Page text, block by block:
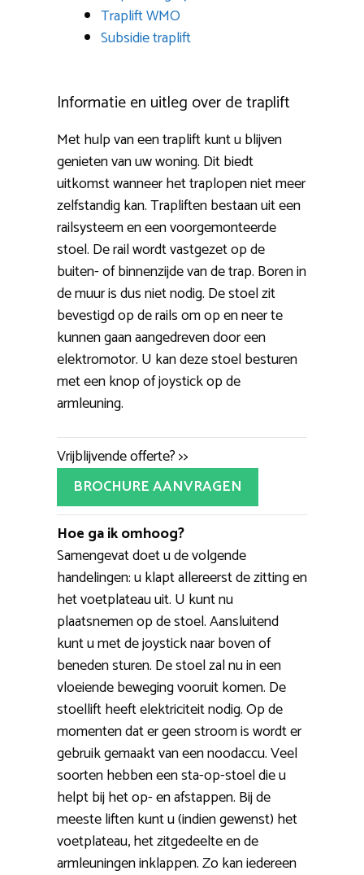
Traplift WMO
Subsidie traplift
Informatie en uitleg over de traplift
Met hulp van een traplift kunt u blijven
genieten van uw woning. Dit biedt
uitkomst wanneer het traplopen niet meer
zelfstandig kan. Trapliften bestaan uit een
railsysteem en een voorgemonteerde
stoel. De rail wordt vastgezet op de
buiten- of binnenzijde van de trap. Boren in
de muur is dus niet nodig. De stoel zit
bevestigd op de rails om op en neer te
kunnen gaan aangedreven door een
elektromotor. U kan deze stoel besturen
met een knop of joystick op de
armleuning.
Vrijblijvende offerte? >>
BROCHURE AANVRAGEN
Hoe ga ik omhoog?
Samengevat doet u de volgende
handelingen: u klapt allereerst de zitting en
het voetplateau uit. U kunt nu
plaatsnemen op de stoel. Aansluitend
kunt u met de joystick naar boven of
beneden sturen. De stoel zal nu in een
vloeiende beweging vooruit komen. De
stoellift heeft elektriciteit nodig. Op de
momenten dat er geen stroom is wordt er
gebruik gemaakt van een noodaccu. Veel
soorten hebben een sta-op-stoel die u
helpt bij het op- en afstappen. Bij de
meeste liften kunt u (indien gewenst) het
voetplateau, het zitgedeelte en de
armleuningen inklappen. Zo kan iedereen